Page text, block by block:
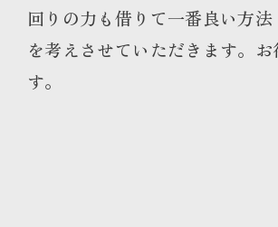
回りの力も借りて一番良い方法
を考えさせていただきます。お
す。